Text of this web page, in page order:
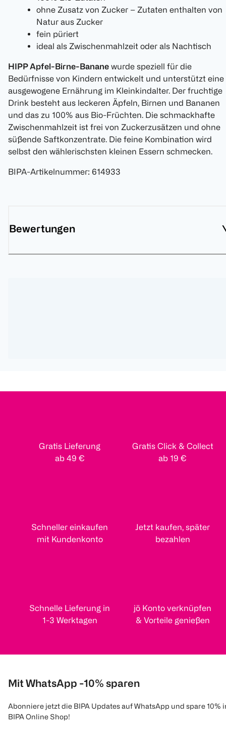
ohne Zusatz von Zucker – Zutaten enthalten von
Natur aus Zucker
fein püriert
ideal als Zwischenmahlzeit oder als Nachtisch
HIPP Apfel-Birne-Banane wurde speziell für die
Bedürfnisse von Kindern entwickelt und unterstützt eine
ausgewogene Ernährung im Kleinkindalter. Der fruchtige
Drink besteht aus leckeren Äpfeln, Birnen und Bananen
und das zu 100% aus Bio-Früchten. Die schmackhafte
Zwischenmahlzeit ist frei von Zuckerzusätzen und ohne
süßende Saftkonzentrate. Die feine Kombination wird
selbst den wählerischsten kleinen Essern schmecken.
BIPA-Artikelnummer: 614933
Bewertungen
Gratis Lieferung
ab 49 €
Gratis Click & Collect
ab 19 €
Schneller einkaufen
mit Kundenkonto
Jetzt kaufen, später
bezahlen
Schnelle Lieferung in
1-3 Werktagen
jö Konto verknüpfen
& Vorteile genießen
Mit WhatsApp -10% sparen
Abonniere jetzt die BIPA Updates auf WhatsApp und spare 10%
BIPA Online Shop!